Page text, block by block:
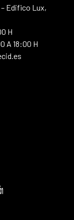
Edifico Lux,
H
A 18:00 H